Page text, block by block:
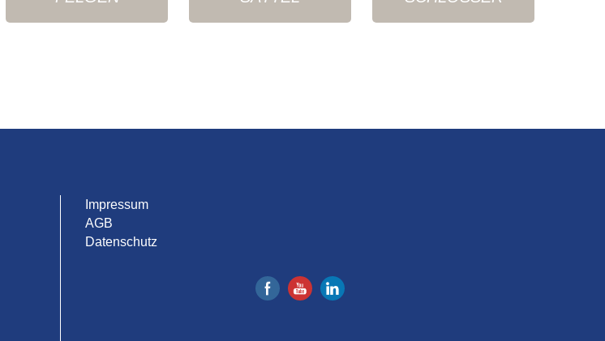
Impressum
AGB
Datenschutz